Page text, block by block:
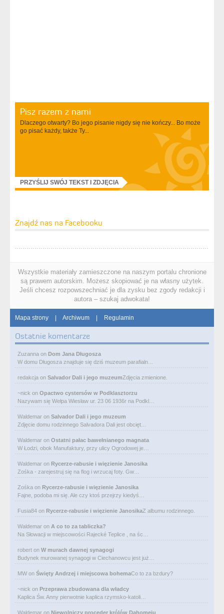
Pisz razem z nami
Dlaczego otwarty? Bo jego pisanie nigdy się nie kończy... Bo może
go pisać każdy, także Ty...
PRZYŚLIJ SWÓJ TEKST I ZDJĘCIA
Znajdź nas na Facebooku
Wszystkie materiały zamieszczone na naszym portalu chronione
są prawem autorskim. Możesz skopiować je na własny użytek.
Jeśli chcesz rozpowszechniać je dla zysku bez zgody redakcji i
autora – szukaj adwokata!
Mapa strony | Archiwum | Regulamin
Ostatnie komentarze
Zuzanna on Dom Jana Długosza
W domu Długosza znajduje się dziś muzeum parafialn…
redakcja on Salvador Dali i jego muzeumZdjęcia zmienione.
~nick on Opactwo cystersów w Podklasztorzu
Nazywam się Wełpa Wiesław ur. 23 06 1936r na Podkl…
Waldemar on Salvador Dali i jego muzeum
Zdjęcie domu rodzinnego Salvadora Dali jest obcięt…
Waldemar on Ostatni pałac bawełnianego magnata
W Łodzi, obok Manufaktury, przy ulicy Ogrodowej je…
Waldemar on Rycerze-rabusie i więzienie Janosika
Zośka - zarejestruj się na flog i wrzucaj foty. Gw…
Zośka on Rycerze-rabusie i więzienie Janosika
Fajne, podoba mi się. Ale czy ktoś przejrzy kiedyś…
Fusia84 on Rycerze-rabusie i więzienie JanosikaZ albumu rodzinnego.
Waldemar on A co to za tabliczka?
Na Słowacji w miejscowości Rajecké Teplice , na śc…
robert on W murach dawnej synagogi
Budynek murowanej synagogi w Ciechanowcu jest już…
MW on Święty Andrzej i miejscowa bohemaCo to za bzdury?
~nick on Przeprawa zbudowana dla władcy
Kaplica Św. Anny pierwotnie kaplica rzymsko-katoli…
Waldemar on Niewolniczy proceder królów Dahomeju